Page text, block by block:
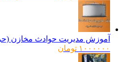
آموزش مدیریت حوادث مخازن (حریق
۱۰۰۰۰۰۰ تومان